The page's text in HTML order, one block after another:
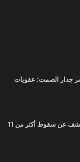
جدار الصمت: عقوبات
مجزرة في الجنوب: مصادر تكشف عن سقوط أكثر من 11